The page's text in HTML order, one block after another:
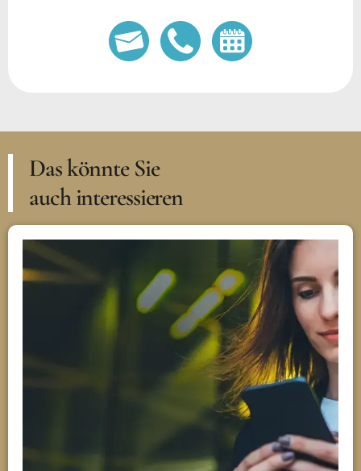
Das könnte Sie
auch interessieren